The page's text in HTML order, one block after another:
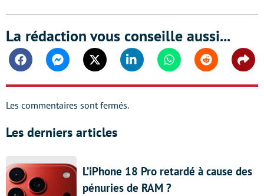
La rédaction vous conseille aussi...
FacebookMessengerTwitter Linkedin WhatsappReddit
Les commentaires sont fermés.
Les derniers articles
L’iPhone 18 Pro retardé à cause des
pénuries de RAM ?